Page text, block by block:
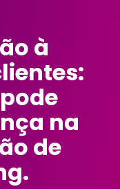
à
na
de